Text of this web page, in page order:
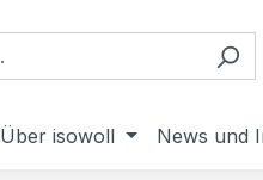
Über isowoll News und